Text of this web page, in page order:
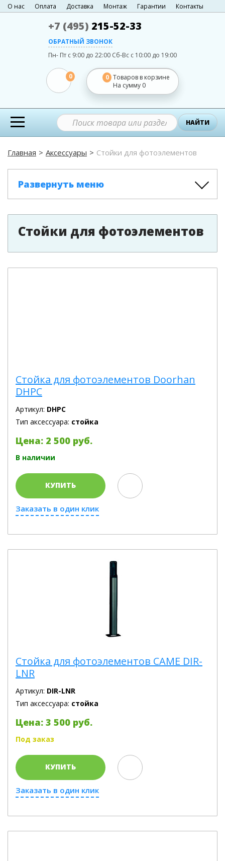
О нас Оплата Доставка Монтаж Гарантии Контакты
+7 (495) 215-52-33
ОБРАТНЫЙ ЗВОНОК
Пн- Пт с 9:00 до 22:00 Сб-Вс с 10:00 до 19:00
0 0 Товаров в корзине
На сумму 0
НАЙТИ
Главная Аксессуары Стойки для фотоэлементов
Развернуть меню
Стойки для фотоэлементов
Стойка для фотоэлементов Doorhan
DHPC
Артикул: DHPC
Тип аксессуара: стойка
Цена: 2 500 руб.
В наличии
КУПИТЬ
Заказать в один клик
Стойка для фотоэлементов CAME DIR-
LNR
Артикул: DIR-LNR
Тип аксессуара: стойка
Цена: 3 500 руб.
Под заказ
КУПИТЬ
Заказать в один клик